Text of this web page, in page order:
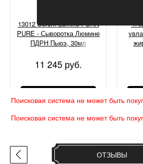
13012 Serum Lumine PDRN
PURE - Сыворотка Люмине
ПДРН Пьюэ, 30мл
11 245 руб.
Поисковая система не может быть
Поисковая система не может быть
ОТЗЫВЫ